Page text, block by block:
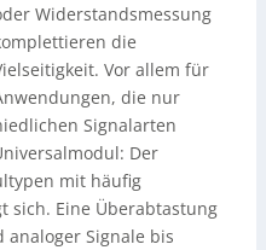
Widerstandsmessung
die
Vor allem für
die nur
Signalarten
Der
mit häufig
sich. Eine Überabtastung
Signale bis